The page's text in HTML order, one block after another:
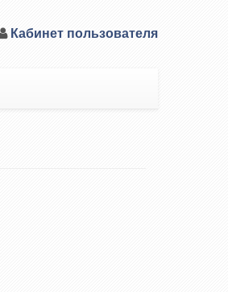
Кабинет пользователя